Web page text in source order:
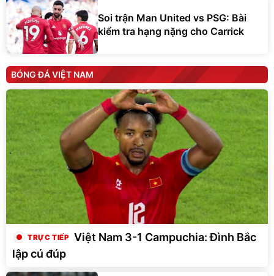
Soi trận Man United vs PSG: Bài
kiểm tra hạng nặng cho Carrick
BÓNG ĐÁ VIỆT NAM
Việt Nam 3-1 Campuchia: Đình Bắc
lập cú đúp